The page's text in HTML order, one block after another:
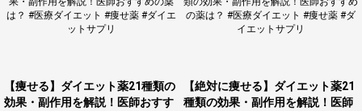
【痩せる】ダイエット薬21種類の
効果・副作用を解説！医師おすす
【絶対に痩せる】ダイエット薬21
種類の効果・副作用を解説！医師